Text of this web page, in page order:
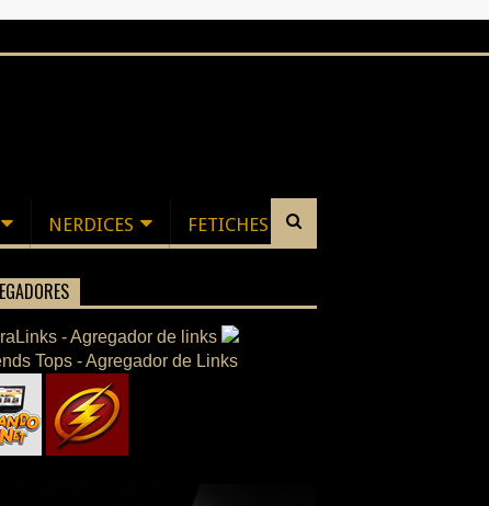
NERDICES FETICHES